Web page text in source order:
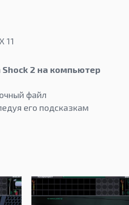
11
Shock 2 на компьютер
файл
его подсказкам